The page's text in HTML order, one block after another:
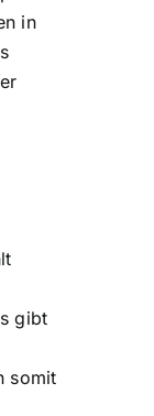
in
gibt
somit